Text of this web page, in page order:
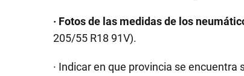
· Fotos de las medidas de los
205/55 R18 91V).
· Indicar en que provincia se encuentra